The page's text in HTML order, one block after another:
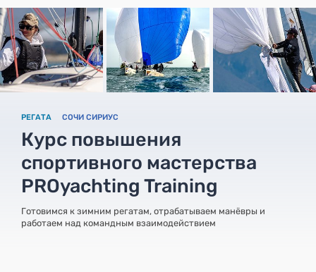
РЕГАТА СОЧИ СИРИУС
Курс повышения
спортивного мастерства
PROyachting Training
Готовимся к зимним регатам, отрабатываем манёвры и
работаем над командным взаимодействием